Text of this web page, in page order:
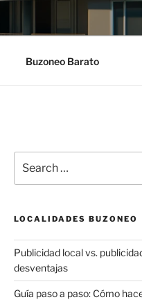
Buzoneo Barato
for:
LOCALIDADES BUZONEO
Publicidad local vs.
desventajas
Guía paso a paso: Cómo